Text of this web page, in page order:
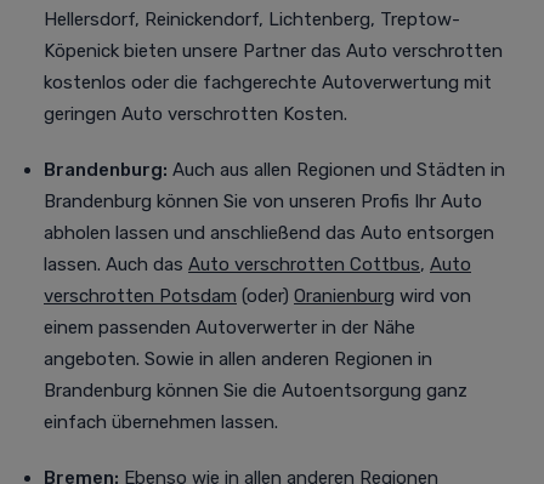
Hellersdorf, Reinickendorf, Lichtenberg, Treptow-
Köpenick bieten unsere Partner das Auto verschrotten
kostenlos oder die fachgerechte Autoverwertung mit
geringen Auto verschrotten Kosten.
Brandenburg: Auch aus allen Regionen und Städten in
Brandenburg können Sie von unseren Profis Ihr Auto
abholen lassen und anschließend das Auto entsorgen
lassen. Auch das Auto verschrotten Cottbus, Auto
verschrotten Potsdam (oder) Oranienburg wird von
einem passenden Autoverwerter in der Nähe
angeboten. Sowie in allen anderen Regionen in
Brandenburg können Sie die Autoentsorgung ganz
einfach übernehmen lassen.
Bremen: Ebenso wie in allen anderen Regionen